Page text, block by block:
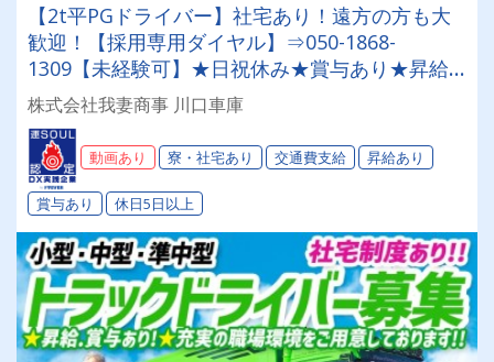
【2t平PGドライバー】社宅あり！遠方の方も大
歓迎！【採用専用ダイヤル】⇒050-1868-
1309【未経験可】★日祝休み★賞与あり★昇給
あり★他福利厚生も充実★【業績好調】毎年増車
中！あなた専用のPG車をご用意！◎あなたに合
ったお仕事がここにあります◎
株式会社我妻商事 川口車庫
動画あり 寮・社宅あり 交通費支給 昇給あり
賞与あり 休日5日以上